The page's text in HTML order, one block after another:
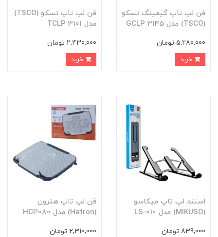
فن لپ تاپ گیمینگ تسکو
(TSCO) مدل GCLP 3145
5,280,000 تومان
فن لپ تاپ تسکو (TSCO)
مدل TCLP 3101
2,430,000 تومان
استند لپ تاپ میکاسو
(MIKUSO) مدل LS-010
839,000 تومان
فن لپ تاپ هترون
(Hatron) مدل HCP080
2,310,000 تومان